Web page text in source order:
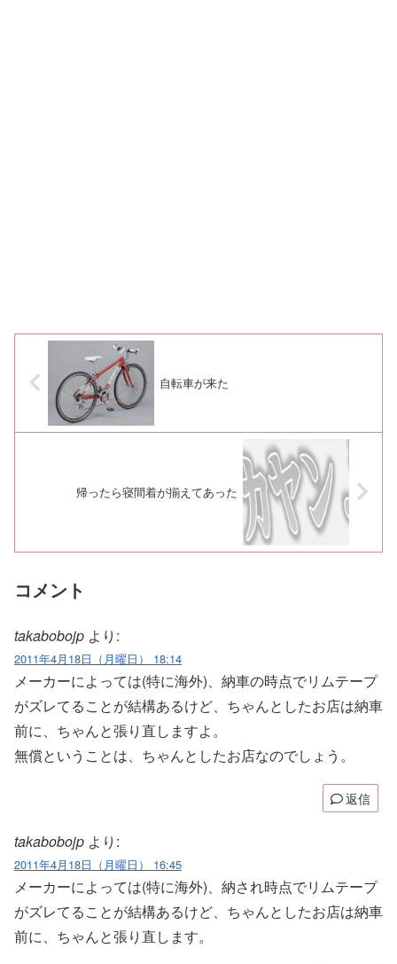
自転車が来た
帰ったら寝間着が揃えてあった
コメント
takabobojp より:
2011年4月18日（月曜日） 18:14
メーカーによっては(特に海外)、納車の時点でリムテープ
がズレてることが結構あるけど、ちゃんとしたお店は納車
前に、ちゃんと張り直しますよ。
無償ということは、ちゃんとしたお店なのでしょう。
返信
takabobojp より:
2011年4月18日（月曜日） 16:45
メーカーによっては(特に海外)、納され時点でリムテープ
がズレてることが結構あるけど、ちゃんとしたお店は納車
前に、ちゃんと張り直します。